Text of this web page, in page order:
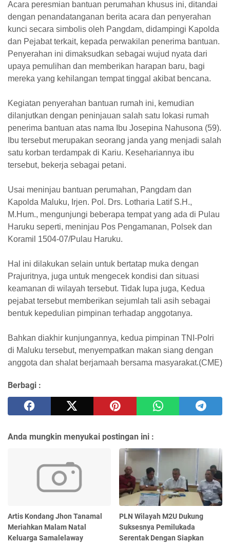
Acara peresmian bantuan perumahan khusus ini, ditandai
dengan penandatanganan berita acara dan penyerahan
kunci secara simbolis oleh Pangdam, didampingi Kapolda
dan Pejabat terkait, kepada perwakilan penerima bantuan.
Penyerahan ini dimaksudkan sebagai wujud nyata dari
upaya pemulihan dan memberikan harapan baru, bagi
mereka yang kehilangan tempat tinggal akibat bencana.
Kegiatan penyerahan bantuan rumah ini, kemudian
dilanjutkan dengan peninjauan salah satu lokasi rumah
penerima bantuan atas nama Ibu Josepina Nahusona (59).
Ibu tersebut merupakan seorang janda yang menjadi salah
satu korban terdampak di Kariu. Kesehariannya ibu
tersebut, bekerja sebagai petani.
Usai meninjau bantuan perumahan, Pangdam dan
Kapolda Maluku, Irjen. Pol. Drs. Lotharia Latif S.H.,
M.Hum., mengunjungi beberapa tempat yang ada di Pulau
Haruku seperti, meninjau Pos Pengamanan, Polsek dan
Koramil 1504-07/Pulau Haruku.
Hal ini dilakukan selain untuk bertatap muka dengan
Prajuritnya, juga untuk mengecek kondisi dan situasi
keamanan di wilayah tersebut. Tidak lupa juga, Kedua
pejabat tersebut memberikan sejumlah tali asih sebagai
bentuk kepedulian pimpinan terhadap anggotanya.
Bahkan diakhir kunjungannya, kedua pimpinan TNI-Polri
di Maluku tersebut, menyempatkan makan siang dengan
anggota dan shalat berjamaah bersama masyarakat.(CME)
Berbagi :
Anda mungkin menyukai postingan ini :
Artis Kondang Jhon Tanamal
Meriahkan Malam Natal
Keluarga Samalelaway
PLN Wilayah M2U Dukung
Suksesnya Pemilukada
Serentak Dengan Siapkan